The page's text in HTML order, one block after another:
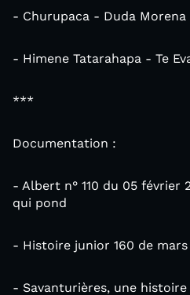
- Churupaca - Duda Morena
- Himene Tatarahapa - Te
***
Documentation :
- Albert n° 110 du 05 février
qui pond
- Histoire junior 160 de
- Savanturières, une